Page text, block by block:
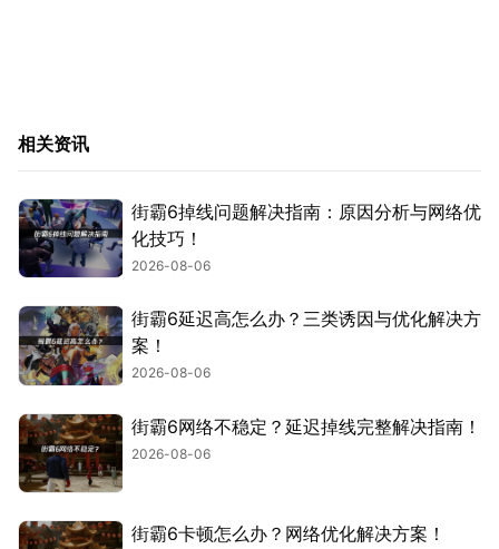
相关资讯
街霸6掉线问题解决指南：原因分析与网络优
化技巧！
2026-08-06
街霸6延迟高怎么办？三类诱因与优化解决方
案！
2026-08-06
街霸6网络不稳定？延迟掉线完整解决指南！
2026-08-06
街霸6卡顿怎么办？网络优化解决方案！